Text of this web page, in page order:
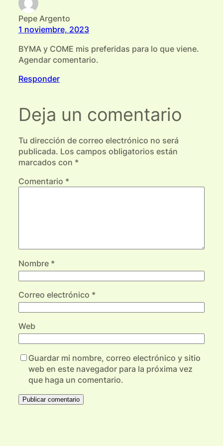
Pepe Argento
1 noviembre, 2023
BYMA y COME mis preferidas para lo que viene.
Agendar comentario.
Responder
Deja un comentario
Tu dirección de correo electrónico no será
publicada. Los campos obligatorios están
marcados con *
Comentario *
Nombre *
Correo electrónico *
Web
Guardar mi nombre, correo electrónico y sitio
web en este navegador para la próxima vez
que haga un comentario.